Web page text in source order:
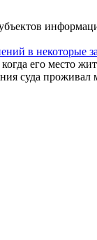
в некоторые
его место
суда